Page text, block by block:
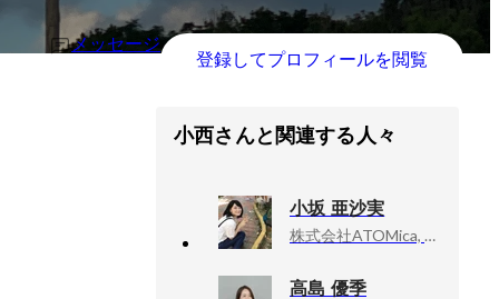
メッセージ
登録してプロフィールを閲覧
小西さんと関連する人々
小坂 亜沙実
株式会社ATOMica, HR部 部長
高島 優季